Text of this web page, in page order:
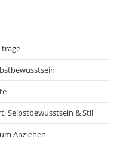
trage
Selbstbewusstsein & Stil
Anziehen